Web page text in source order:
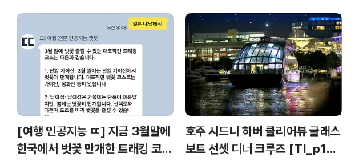
013150]
[여행 인공지능 ㄸ] 지금 3월말에
한국에서 벗꽃 만개한 트래킹 코스
호주 시드니 하버 클리어뷰 글래스
보트 선셋 디너 크루즈 [TI_p104